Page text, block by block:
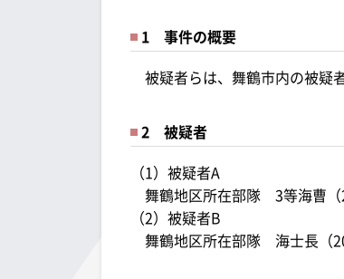
1 事件の概要
被疑者らは、舞鶴市内の被疑
2 被疑者
（1）被疑者A
舞鶴地区所在部隊 3等海曹（
（2）被疑者B
舞鶴地区所在部隊 海士長（20